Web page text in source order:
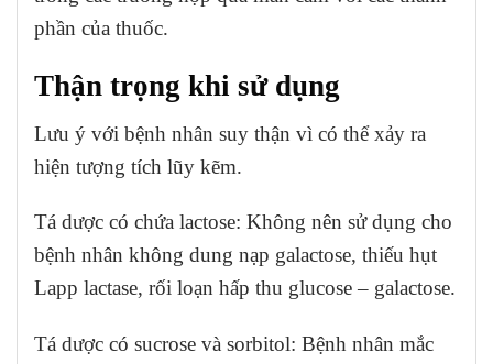
phần của thuốc.
Thận trọng khi sử dụng
Lưu ý với bệnh nhân suy thận vì có thể xảy ra
hiện tượng tích lũy kẽm.
Tá dược có chứa lactose: Không nên sử dụng cho
bệnh nhân không dung nạp galactose, thiếu hụt
Lapp lactase, rối loạn hấp thu glucose – galactose.
Tá dược có sucrose và sorbitol: Bệnh nhân mắc